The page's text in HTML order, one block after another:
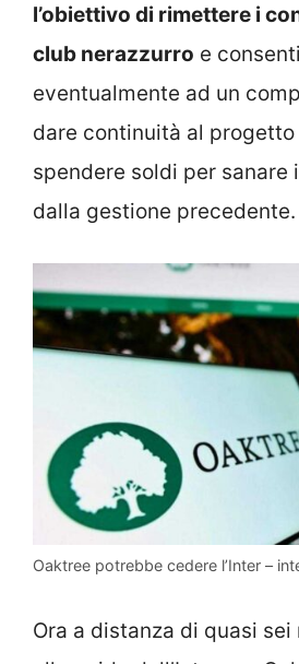
l’obiettivo di rimettere i
club nerazzurro e
eventualmente ad un
dare continuità al
spendere soldi per
dalla gestione precedente.
Oaktree potrebbe cedere l’Inter –
Ora a distanza di quasi sei